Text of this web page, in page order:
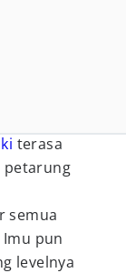
terasa
petarung
semua
pun
levelnya